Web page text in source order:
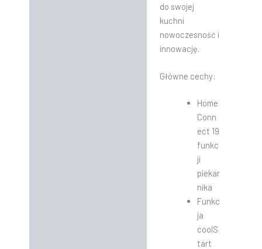
do swojej
kuchni
nowoczesność i
innowację.
Główne cechy:
Home
Conn
ect 19
funkc
ji
piekar
nika
Funkc
ja
coolS
tart